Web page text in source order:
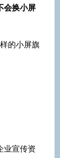
会换小屏
的小屏旗
业宣传资